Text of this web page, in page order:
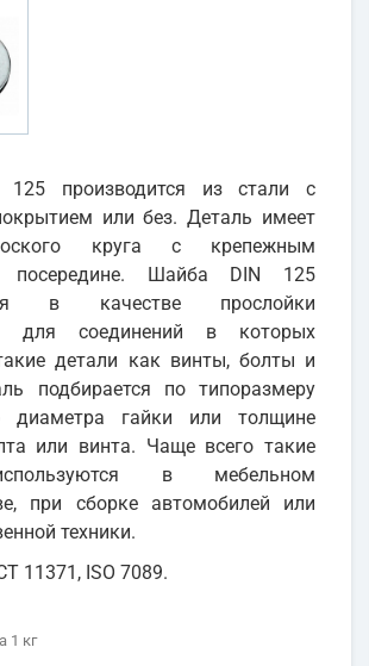
производится из стали с
или без. Деталь имеет
круга с крепежным
посередине. Шайба DIN 125
в качестве прослойки
для соединений в которых
детали как винты, болты и
подбирается по типоразмеру
диаметра гайки или толщине
или винта. Чаще всего такие
в мебельном
при сборке автомобилей или
техники.
11371, ISO 7089.
1 кг